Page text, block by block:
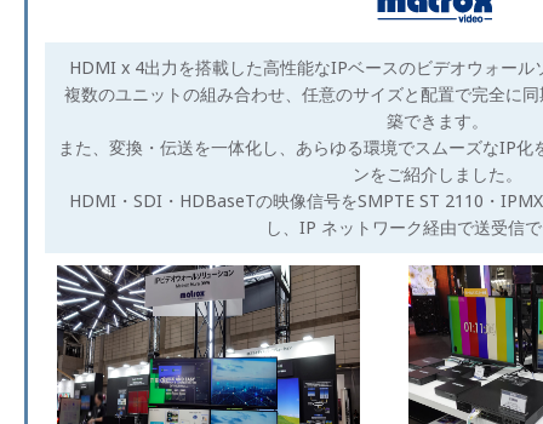
HDMI x 4出力を搭載した高性能なIPベースのビデオウォー
複数のユニットの組み合わせ、任意のサイズと配置で完全に
築できます。
また、変換・伝送を一体化し、あらゆる環境でスムーズなIP
ンをご紹介しました。
HDMI・SDI・HDBaseTの映像信号をSMPTE ST 2110・
し、IP ネットワーク経由で送受信